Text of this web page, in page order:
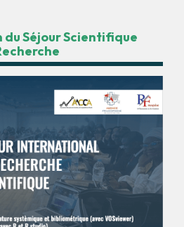
Séjour Scientifique